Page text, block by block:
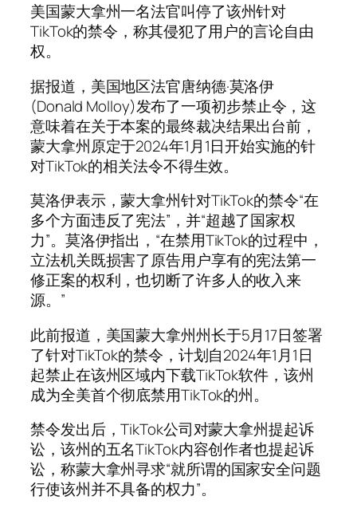
美国蒙大拿州一名法官叫停了该州针对
TikTok的禁令，称其侵犯了用户的言论自由
权。
据报道，美国地区法官唐纳德·莫洛伊
(Donald Molloy)发布了一项初步禁止令，这
意味着在关于本案的最终裁决结果出台前，
蒙大拿州原定于2024年1月1日开始实施的针
对TikTok的相关法令不得生效。
莫洛伊表示，蒙大拿州针对TikTok的禁令“在
多个方面违反了宪法”，并“超越了国家权
力”。莫洛伊指出，“在禁用TikTok的过程中，
立法机关既损害了原告用户享有的宪法第一
修正案的权利，也切断了许多人的收入来
源。”
此前报道，美国蒙大拿州州长于5月17日签署
了针对TikTok的禁令，计划自2024年1月1日
起禁止在该州区域内下载TikTok软件，该州
成为全美首个彻底禁用TikTok的州。
禁令发出后，TikTok公司对蒙大拿州提起诉
讼，该州的五名TikTok内容创作者也提起诉
讼，称蒙大拿州寻求“就所谓的国家安全问题
行使该州并不具备的权力”。